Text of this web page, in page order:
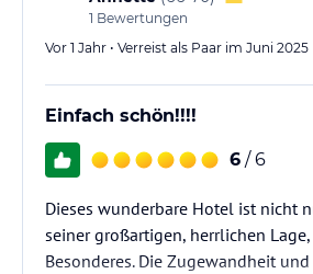
1 Bewertungen
Vor 1 Jahr • Verreist als Paar im Juni 2025
Einfach schön!!!!
6 / 6
Dieses wunderbare Hotel ist nicht
seiner großartigen, herrlichen
Besonderes. Die Zugewandheit